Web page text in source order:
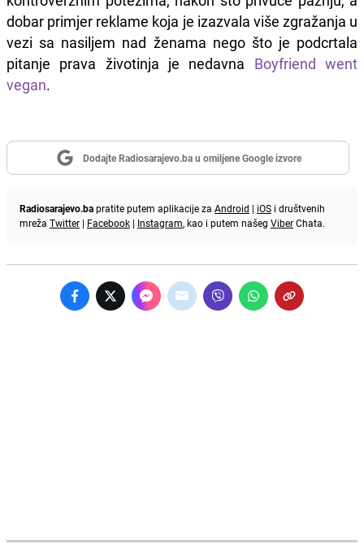
dobar primjer reklame koja je izazvala više zgražanja u
vezi sa nasiljem nad ženama nego što je podcrtala
pitanje prava životinja je nedavna Boyfriend went
vegan.
Dodajte Radiosarajevo.ba u omiljene Google izvore
Radiosarajevo.bapratite putem aplikacije za Android | iOS i društvenih
mreža Twitter | Facebook | Instagram, kao i putem našeg ViberChata.